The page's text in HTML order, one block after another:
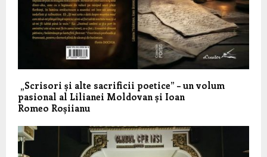
„Scrisori și alte sacrificii poetice” – un volum
pasional al Lilianei Moldovan și Ioan
Romeo Roșiianu